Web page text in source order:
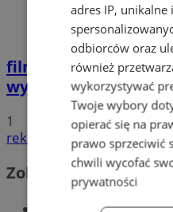
film
Potrącił
wypadku. 20-latek
1
reklama
Zobacz również
adres IP,
odbiorców oraz
również
wykorzystywać
Twoje wybory
opierać się na
prawo sprzeciwić
chwili wycofać
prywatności